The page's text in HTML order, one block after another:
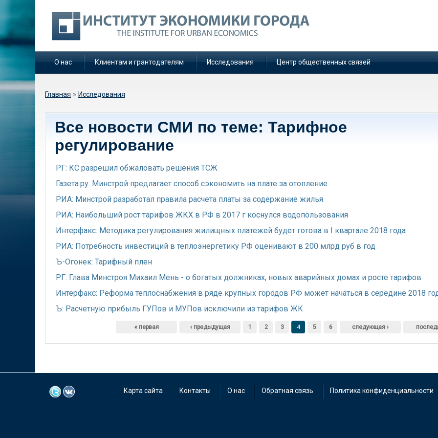
О нас Клиентам и грантодателям Исследования Центр общественных связей
Вы здесь
Главная » Исследования
Все новости СМИ по теме: Тарифное
регулирование
РГ: КС разрешил обжаловать решения ТСЖ
Газета.ру: Минстрой предлагает способ сэкономить на плате за отопление
РИА: Минстрой разработал правила расчета платы за содержание жилья
РИА: Наибольший рост тарифов ЖКХ в РФ в 2017 г коснулся водопользования
Интерфакс: Методика регулирования жилищных платежей будет готова в I квартале 2018 года
РИА: Потребность инвестиций в теплоэнергетику РФ оценивают в 200 млрд руб в год
Ъ-Огонек: Тарифный плен
РГ: Глава Минстроя Михаил Мень - о богатых должниках, новых аварийных домах и росте тарифов
Интерфакс: Реформа теплоснабжения в ряде крупных городов РФ может начаться в середине 2018
Ъ: Расчетную прибыль ГУПов и МУПов исключили из тарифов ЖК
« первая ‹ предыдущая 1 2 3 4 5 6 следующая ›
Карта сайта Контакты О нас Обратная связь Политика конфиденциальности